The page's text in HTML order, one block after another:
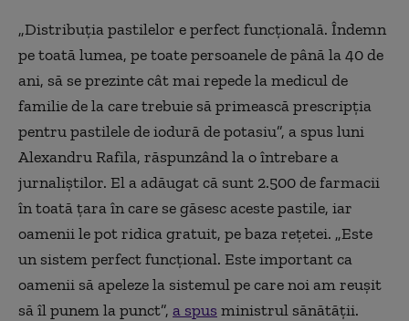
„Distribuția pastilelor e perfect funcțională. Îndemn
pe toată lumea, pe toate persoanele de până la 40 de
ani, să se prezinte cât mai repede la medicul de
familie de la care trebuie să primească prescripția
pentru pastilele de iodură de potasiu”, a spus luni
Alexandru Rafila, răspunzând la o întrebare a
jurnaliștilor. El a adăugat că sunt 2.500 de farmacii
în toată țara în care se găsesc aceste pastile, iar
oamenii le pot ridica gratuit, pe baza rețetei. „Este
un sistem perfect funcțional. Este important ca
oamenii să apeleze la sistemul pe care noi am reușit
să îl punem la punct”, a spus ministrul sănătății.